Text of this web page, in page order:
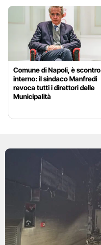
Comune di Napoli, è scontro
interno: il sindaco Manfredi
revoca tutti i direttori delle
Municipalità